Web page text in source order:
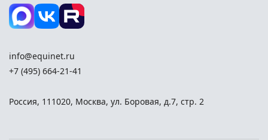
info@equinet.ru
+7 (495) 664-21-41
Россия, 111020, Москва, ул. Боровая, д.7, стр. 2